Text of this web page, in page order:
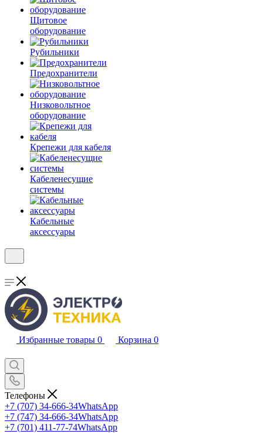
Щитовое
оборудование
Рубильники
Предохранители
Низковольтное
оборудование
Крепежи для кабеля
Кабеленесущие
системы
Кабельные
аксессуары
Избранные товары 0 Корзина 0
Телефоны
+7 (707) 34-666-34WhatsApp
+7 (747) 34-666-34WhatsApp
+7 (701) 411-77-74WhatsApp